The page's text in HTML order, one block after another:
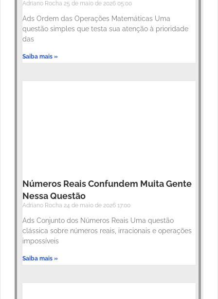
Adriano Rocha 25 de maio de 2026 05:00
Ads Ordem das Operações Matemáticas Uma
questão simples que testa sua atenção à prioridade
das
Saiba mais »
Números Reais Confundem Muita Gente
Nessa Questão
Adriano Rocha 24 de maio de 2026 17:00
Ads Conjunto dos Números Reais Uma questão
clássica sobre números reais, irracionais e operações
impossíveis
Saiba mais »